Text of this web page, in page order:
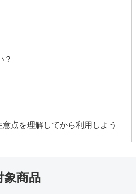
？
点を理解してから利用しよう
象商品